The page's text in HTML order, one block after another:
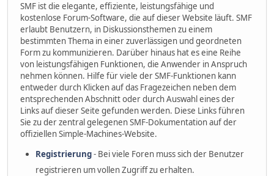
SMF ist die elegante, effiziente, leistungsfähige und
kostenlose Forum-Software, die auf dieser Website läuft. SMF
erlaubt Benutzern, in Diskussionsthemen zu einem
bestimmten Thema in einer zuverlässigen und geordneten
Form zu kommunizieren. Darüber hinaus hat es eine Reihe
von leistungsfähigen Funktionen, die Anwender in Anspruch
nehmen können. Hilfe für viele der SMF-Funktionen kann
entweder durch Klicken auf das Fragezeichen neben dem
entsprechenden Abschnitt oder durch Auswahl eines der
Links auf dieser Seite gefunden werden. Diese Links führen
Sie zu der zentral gelegenen SMF-Dokumentation auf der
offiziellen Simple-Machines-Website.
Registrierung- Bei viele Foren muss sich der Benutzer
registrieren um vollen Zugriff zu erhalten.